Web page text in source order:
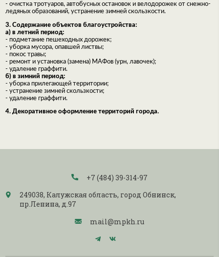
- очистка тротуаров, автобусных остановок и велодорожек от снежно-
ледяных образований, устранение зимней скользкости.
3. Содержание объектов благоустройства:
а) в летний период:
- подметание пешеходных дорожек;
- уборка мусора, опавшей листвы;
- покос травы;
- ремонт и установка (замена) МАФов (урн, лавочек);
- удаление граффити.
б) в зимний период:
- уборка прилегающей территории;
- устранение зимней скользкости;
- удаление граффити.
4. Декоративное оформление территорий города.
+7 (484) 39-314-97
249038, Калужская область, город Обнинск,
пр.Ленина, д.97
mail@mpkh.ru